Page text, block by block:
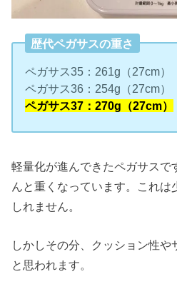
歴代ペガサスの重さ
ペガサス35：261g（27cm）
ペガサス36：254g（27cm）
ペガサス37：270g（27cm）
軽量化が進んできたペガサスで
んと重くなっています。これは
しれません。
しかしその分、クッション性
と思われます。